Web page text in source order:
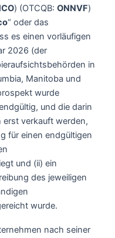
) (OTCQB: ONNVF)
“ oder das
es einen vorläufigen
2026 (der
in
Manitoba und
wurde
und die darin
erst verkauft werden,
für einen endgültigen
und (ii) ein
des jeweiligen
wurde.
nach seiner